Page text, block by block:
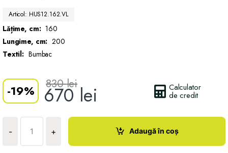
Articol: HUS12.162.VL
Lățime, cm: 160
Lungime, cm: 200
Textil: Bumbac
-19% 670lei
830lei Calculator
de credit
-
Cantitate
Husa
+ Adaugă în coș